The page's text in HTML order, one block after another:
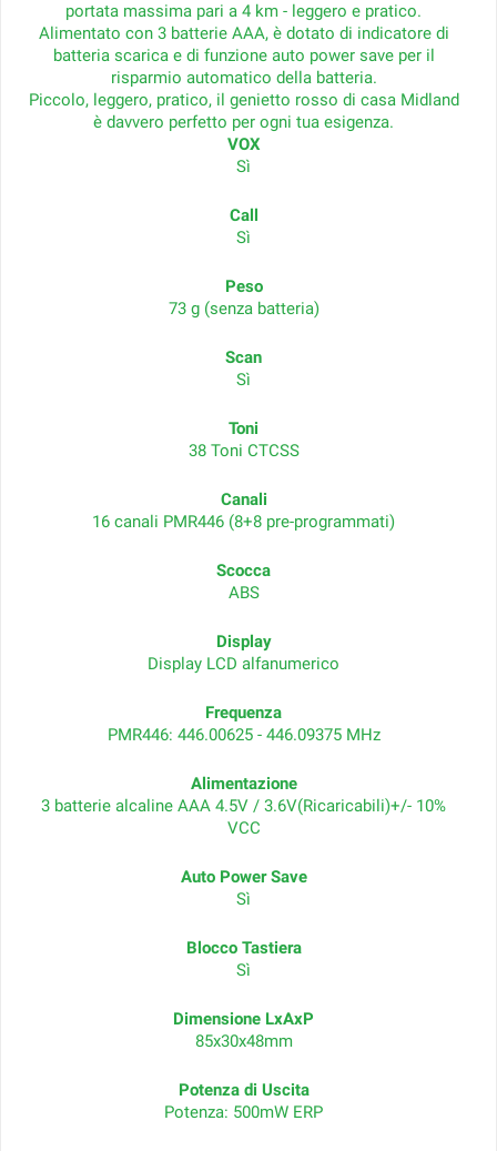
portata massima pari a 4 km - leggero e pratico.
Alimentato con 3 batterie AAA, è dotato di indicatore di
batteria scarica e di funzione auto power save per il
risparmio automatico della batteria.
Piccolo, leggero, pratico, il genietto rosso di casa Midland
è davvero perfetto per ogni tua esigenza.
VOX
Sì
Call
Sì
Peso
73 g (senza batteria)
Scan
Sì
Toni
38 Toni CTCSS
Canali
16 canali PMR446 (8+8 pre-programmati)
Scocca
ABS
Display
Display LCD alfanumerico
Frequenza
PMR446: 446.00625 - 446.09375 MHz
Alimentazione
3 batterie alcaline AAA 4.5V / 3.6V(Ricaricabili)+/- 10%
VCC
Auto Power Save
Sì
Blocco Tastiera
Sì
Dimensione LxAxP
85x30x48mm
Potenza di Uscita
Potenza: 500mW ERP